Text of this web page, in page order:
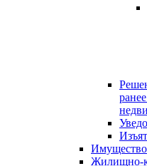
Имущество
Жилищно-